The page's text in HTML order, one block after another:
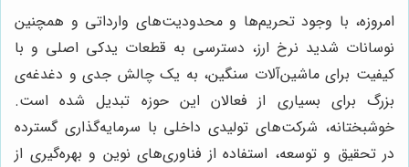
امروزه، با وجود تحریم‌ها و محدودیت‌های وارداتی و همچنین
نوسانات شدید نرخ ارز، دسترسی به قطعات یدکی اصلی و با
کیفیت برای ماشین‌آلات سنگین، به یک چالش جدی و دغدغه‌ی
بزرگ برای بسیاری از فعالان این حوزه تبدیل شده است.
خوشبختانه، شرکت‌های تولیدی داخلی با سرمایه‌گذاری گسترده
در تحقیق و توسعه، استفاده از فناوری‌های نوین و بهره‌گیری از